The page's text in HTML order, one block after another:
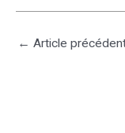
← Article